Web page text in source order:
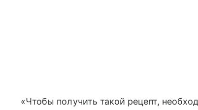
«Чтобы получить такой рецепт,